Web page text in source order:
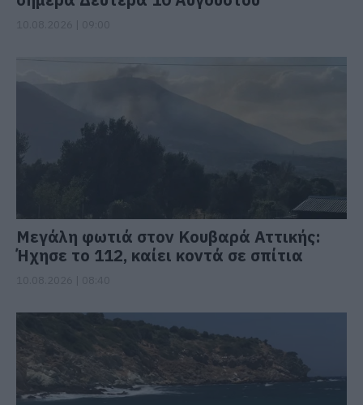
Μεγάλη φωτιά στον Κουβαρά Αττικής:
Ήχησε το 112, καίει κοντά σε σπίτια